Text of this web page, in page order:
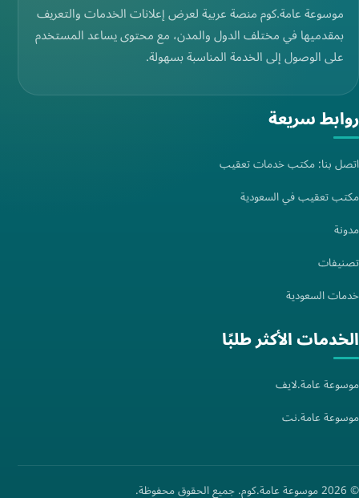
موسوعة عامة.كوم منصة عربية لعرض إعلانات الخدمات والتعريف
بمقدميها في مختلف الدول والمدن، مع محتوى يساعد المستخدم
على الوصول إلى الخدمة المناسبة بسهولة.
روابط سريعة
اتصل بنا: مكتب خدمات تعقيب
مكتب تعقيب في السعودية
مدونة
تصنيفات
خدمات السعودية
الخدمات الأكثر طلبًا
موسوعة عامة.لايف
موسوعة عامة.نت
© 2026 موسوعة عامة.كوم. جميع الحقوق محفوظة.